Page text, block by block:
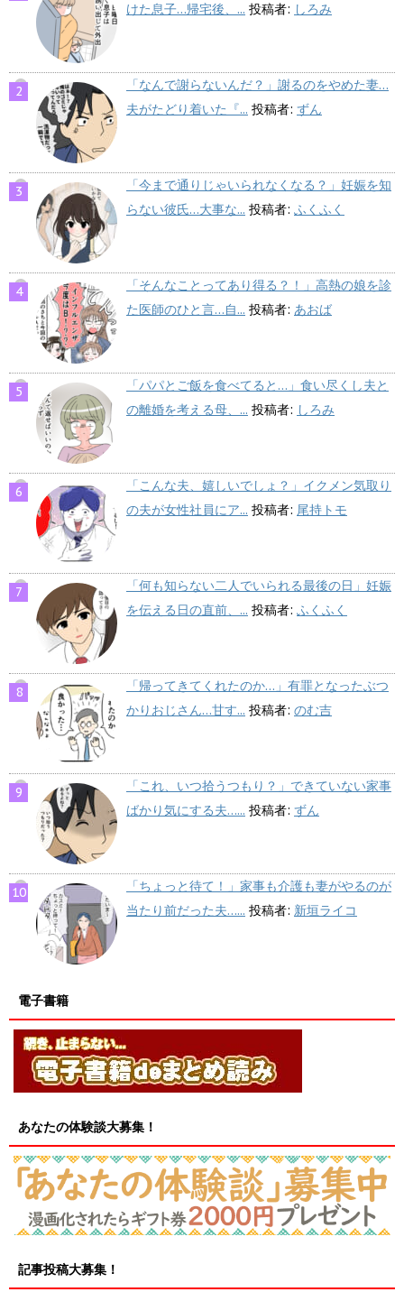
けた息子…帰宅後、... 投稿者: しろみ
「なんで謝らないんだ？」謝るのをやめた妻…
夫がたどり着いた『... 投稿者: ずん
「今まで通りじゃいられなくなる？」妊娠を知
らない彼氏…大事な... 投稿者: ふくふく
「そんなことってあり得る？！」高熱の娘を診
た医師のひと言…自... 投稿者: あおば
「パパとご飯を食べてると…」食い尽くし夫と
の離婚を考える母、... 投稿者: しろみ
「こんな夫、嬉しいでしょ？」イクメン気取り
の夫が女性社員にア... 投稿者: 尾持トモ
「何も知らない二人でいられる最後の日」妊娠
を伝える日の直前、... 投稿者: ふくふく
「帰ってきてくれたのか…」有罪となったぶつ
かりおじさん…甘す... 投稿者: のむ吉
「これ、いつ拾うつもり？」できていない家事
ばかり気にする夫…... 投稿者: ずん
「ちょっと待て！」家事も介護も妻がやるのが
当たり前だった夫…... 投稿者: 新垣ライコ
電子書籍
あなたの体験談大募集！
記事投稿大募集！